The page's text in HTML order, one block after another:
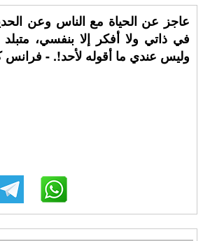
عاجز عن الحياة مع الناس وعن
في ذاتي ولا أفكر إلا بنفسي،
وليس عندي ما أقوله لأحد!. - فرانس